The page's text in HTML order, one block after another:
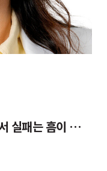
“‘미국판 대치동’ 실리콘밸리에서 실패는 흠이 아닌 경험 자산”